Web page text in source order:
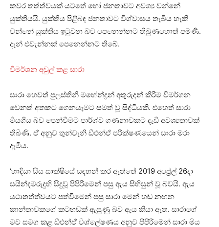
කවර තත්ත්වයක් යටතේ හෝ ජනතාවට අවශ්‍ය වන්නේ
යුක්තියයි. යුක්තිය පිළිබඳ ජනතාවට විශ්වාසය තැබිය හැකි
වන්නේ යුක්තිය ඉටුවන බව පෙනෙන්නට තිබුණහොත් පමණි.
දැන් එවැන්නක් පෙනෙන්නට තිබේ.
විමර්ශන අවුල් කළ සාරා
සාරා හෙවත් පුලස්තිනී මහේන්ද්‍රන් අතුරුදන් කිරීම විමර්ශන
වෙනත් අතකට ගෙනයෑමට සමත් වූ සිද්ධියකි. එහෙත් සාරා
මියගිය බව පෙන්වීමට පාර්ශ්ව ගණනාවකට දැඩි අවශ්‍යතාවක්
තිබිණි. ඒ අනුව තුන්වැනි ඩීඑන්ඒ පරීක්ෂණයෙන් සාරා මරා
දැමීය.
‘හාදියා සිය සාක්ෂියේ සඳහන් කර ඇත්තේ 2019 අප්‍රේල් 26දා
සයින්දමරුදුහි සිදුවූ පිපිරීමෙන් පසු ඇය සිහිසුන් වූ බවයි. ඇය
යථාතත්ත්වයට පත්වීමෙන් පසු සාරා මෙන් හඬ නඟන
කාන්තාවකගේ කටහඬක් ඇසුණු බව ඇය කියා ඇත. සාරාගේ
මව සමග කළ ඩීඑන්ඒ විශ්ලේෂණය අනුව පිපිරීමෙන් සාරා මිය